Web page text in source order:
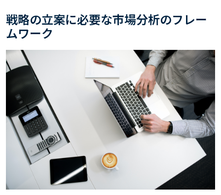
戦略の立案に必要な市場分析のフレー
ムワーク